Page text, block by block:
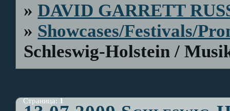
»DAVID GARRETT
» Showcases/Festivals/
Schleswig-Holstein /
Страница:1